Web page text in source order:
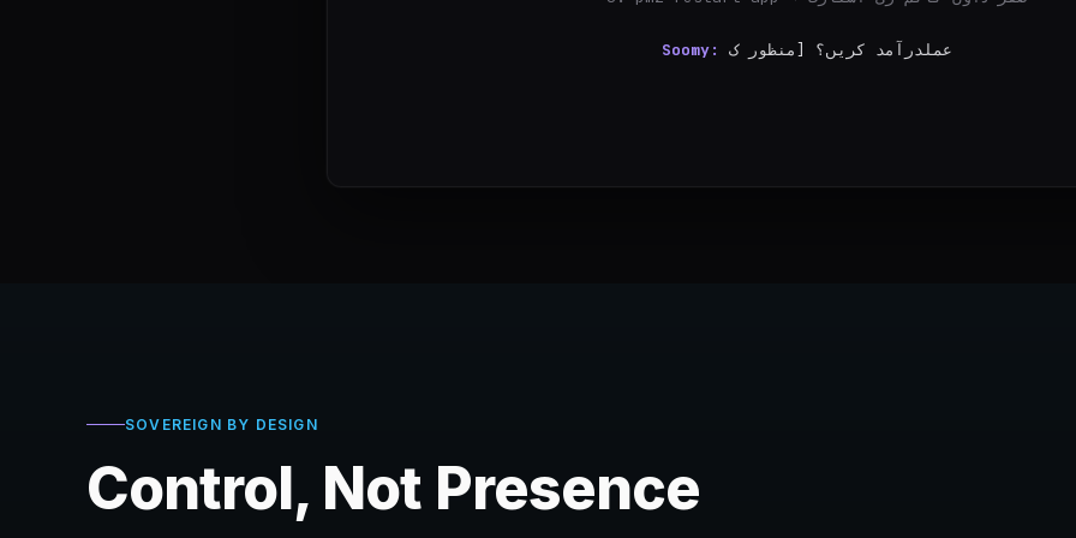
کریں؟ [منظور کریں] [ترمیم کریں] [منسوخ کریں]
SOVEREIGN BY DESIGN
Control, Not Presence